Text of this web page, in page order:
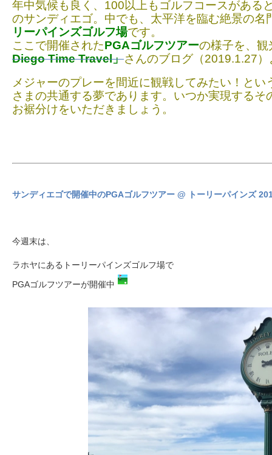
年中気候も良く、100以上もゴルフコースがある
のサンディエゴ。中でも、太平洋を臨む絶景の名
リーパインズゴルフ場です。
ここで開催されたPGAゴルフツアーの様子を、
Diego Time Travel」さんのブログ（2019.1.27
メジャーのプレーを間近に観戦してみたい！と
さまの共通する夢であります。いつか実現するそ
お裾分けをいただきましょう。
サンディエゴで開催中のPGAゴルフツアー @ トーリーパインズ
今週末は、
ラホヤにあるトーリーパインズゴルフ場で
PGAゴルフツアーが開催中